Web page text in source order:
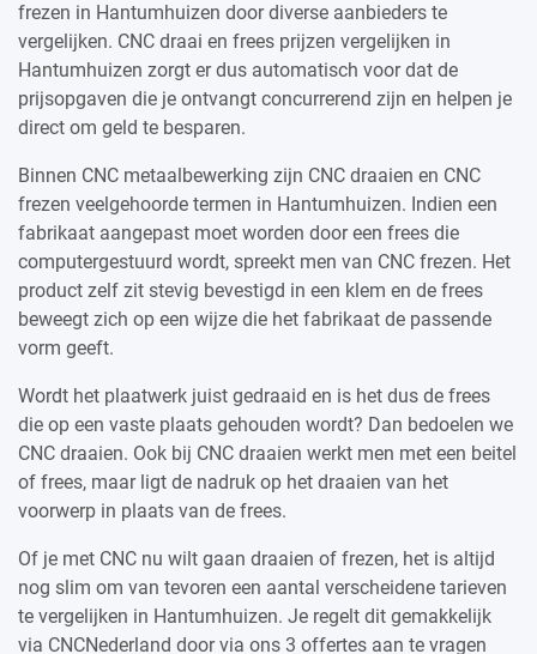
frezen in Hantumhuizen door diverse aanbieders te
vergelijken. CNC draai en frees prijzen vergelijken in
Hantumhuizen zorgt er dus automatisch voor dat de
prijsopgaven die je ontvangt concurrerend zijn en helpen je
direct om geld te besparen.
Binnen CNC metaalbewerking zijn CNC draaien en CNC
frezen veelgehoorde termen in Hantumhuizen. Indien een
fabrikaat aangepast moet worden door een frees die
computergestuurd wordt, spreekt men van CNC frezen. Het
product zelf zit stevig bevestigd in een klem en de frees
beweegt zich op een wijze die het fabrikaat de passende
vorm geeft.
Wordt het plaatwerk juist gedraaid en is het dus de frees
die op een vaste plaats gehouden wordt? Dan bedoelen we
CNC draaien. Ook bij CNC draaien werkt men met een beitel
of frees, maar ligt de nadruk op het draaien van het
voorwerp in plaats van de frees.
Of je met CNC nu wilt gaan draaien of frezen, het is altijd
nog slim om van tevoren een aantal verscheidene tarieven
te vergelijken in Hantumhuizen. Je regelt dit gemakkelijk
via CNCNederland door via ons 3 offertes aan te vragen